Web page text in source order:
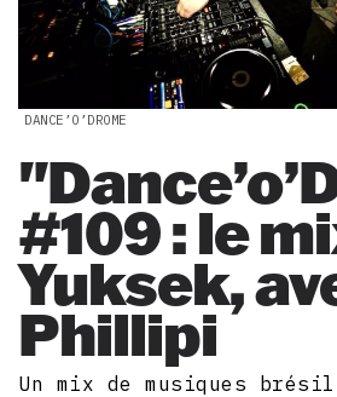
DANCE’O’DROME
#109 : le
Yuksek,
Phillipi
Un mix de musiques